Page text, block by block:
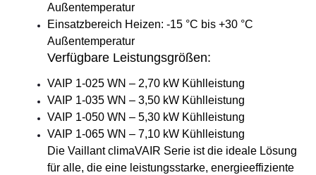
Außentemperatur
Einsatzbereich Heizen: -15 °C bis +30 °C
Außentemperatur
Verfügbare Leistungsgrößen:
VAIP 1-025 WN – 2,70 kW Kühlleistung
VAIP 1-035 WN – 3,50 kW Kühlleistung
VAIP 1-050 WN – 5,30 kW Kühlleistung
VAIP 1-065 WN – 7,10 kW Kühlleistung
Die Vaillant climaVAIR Serie ist die ideale Lösung
für alle, die eine leistungsstarke, energieeffiziente